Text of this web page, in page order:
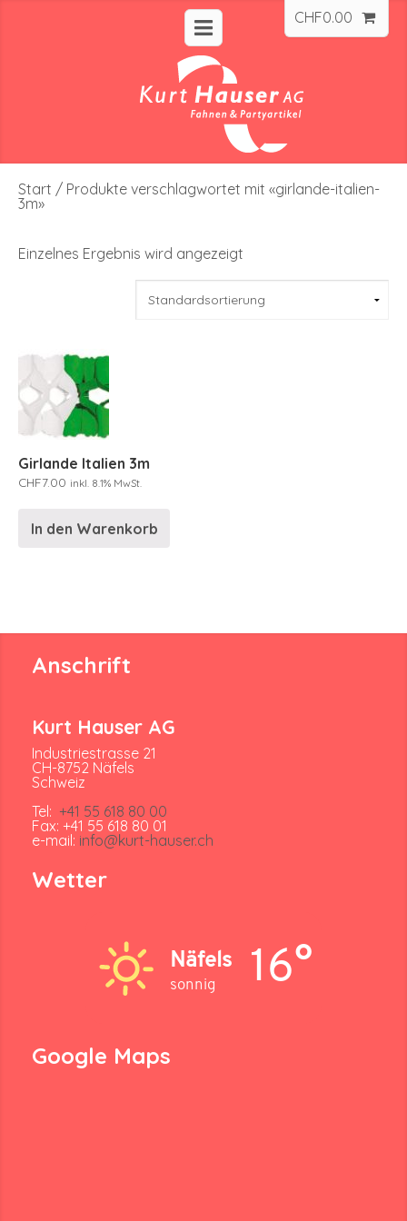
CHF0.00
Start / Produkte verschlagwortet mit «girlande-italien-
3m»
Einzelnes Ergebnis wird angezeigt
Girlande Italien 3m
CHF7.00 inkl. 8.1% MwSt.
In den Warenkorb
Anschrift
Kurt Hauser AG
Industriestrasse 21
CH-8752 Näfels
Schweiz
Tel: +41 55 618 80 00
Fax: +41 55 618 80 01
e-mail: info@kurt-hauser.ch
Wetter
Näfels
sonnig 16°
Google Maps